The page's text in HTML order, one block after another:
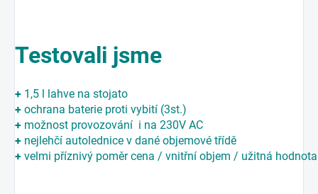
Testovali jsme
+ 1,5 l lahve na stojato
+ ochrana baterie proti vybití (3st.)
+ možnost provozování i na 230V AC
+ nejlehčí autolednice v dané objemové třídě
+ velmi příznivý poměr cena / vnitřní objem / užitná